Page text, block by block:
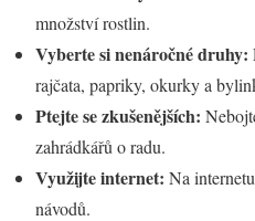
množství rostlin.
Vyberte si nenáročné druhy:
rajčata, papriky, okurky a
Ptejte se zkušenějších:
zahrádkářů o radu.
Využijte internet: Na
návodů.